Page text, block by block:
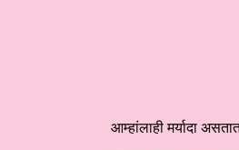
आम्हांलाही मर्यादा